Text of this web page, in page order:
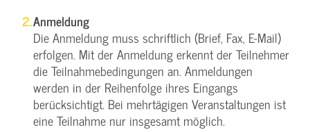
Anmeldung
Die Anmeldung muss schriftlich (Brief, Fax, E-Mail)
erfolgen. Mit der Anmeldung erkennt der Teilnehmer
die Teilnahmebedingungen an. Anmeldungen
werden in der Reihenfolge ihres Eingangs
berücksichtigt. Bei mehrtägigen Veranstaltungen ist
eine Teilnahme nur insgesamt möglich.